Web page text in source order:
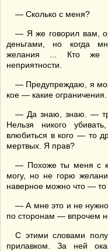
— Сколько с меня?
— Я же говорил вам,
деньгами, но когда
желания ... Кто же
неприятности.
— Предупреждаю, я
кое — какие ограничения.
— Да знаю, знаю. —
Нельзя никого
влюбиться в кого — то
мертвых. Я прав?
— Похоже ты меня с
могу, но не горю
наверное можно что — то
— А мне это и не
по сторонам — впрочем
С этими словами
прилавком. За ней